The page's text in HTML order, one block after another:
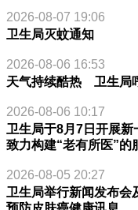
2026-08-07 19:06
卫生局灭蚊通知
2026-08-06 16:53
天气持续酷热 卫生局
2026-08-06 10:17
卫生局于8月7日开展新
致力构建“老有所医”的
2026-08-05 20:27
卫生局举行新闻发布会